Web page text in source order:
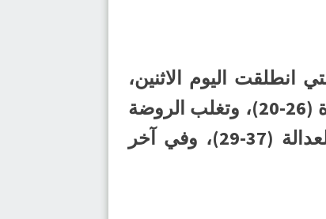
انطلقت اليوم الاثنين،
وأسفرت نتائجها عن فوز الزلفي على المحيط (25-22)، وانتصار الصفا على القارة (26-20)، وتغلب الروضة
على الوحدة (32-29)، وفوز الأهلي على الترجي (31-22)، وتفوق النور على العدالة (37-29)، وفي آخر